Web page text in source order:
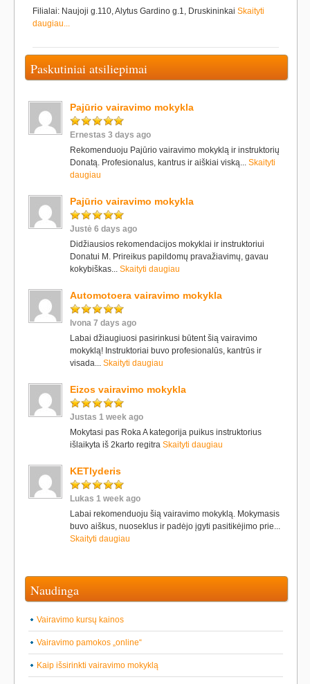
Filialai: Naujoji g.110, Alytus Gardino g.1, Druskininkai Skaityti
daugiau...
Paskutiniai atsiliepimai
Pajūrio vairavimo mokykla
Ernestas 3 days ago
Rekomenduoju Pajūrio vairavimo mokyklą ir instruktorių
Donatą. Profesionalus, kantrus ir aiškiai viską... Skaityti
daugiau
Pajūrio vairavimo mokykla
Justė 6 days ago
Didžiausios rekomendacijos mokyklai ir instruktoriui
Donatui M. Prireikus papildomų pravažiavimų, gavau
kokybiškas... Skaityti daugiau
Automotoera vairavimo mokykla
Ivona 7 days ago
Labai džiaugiuosi pasirinkusi būtent šią vairavimo
mokyklą! Instruktoriai buvo profesionalūs, kantrūs ir
visada... Skaityti daugiau
Eizos vairavimo mokykla
Justas 1 week ago
Mokytasi pas Roka A kategorija puikus instruktorius
išlaikyta iš 2karto regitra Skaityti daugiau
KETlyderis
Lukas 1 week ago
Labai rekomenduoju šią vairavimo mokyklą. Mokymasis
buvo aiškus, nuoseklus ir padėjo įgyti pasitikėjimo prie...
Skaityti daugiau
Naudinga
Vairavimo kursų kainos
Vairavimo pamokos „online“
Kaip išsirinkti vairavimo mokyklą